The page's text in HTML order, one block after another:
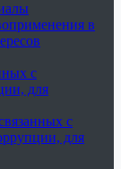
в
с
для
с
для